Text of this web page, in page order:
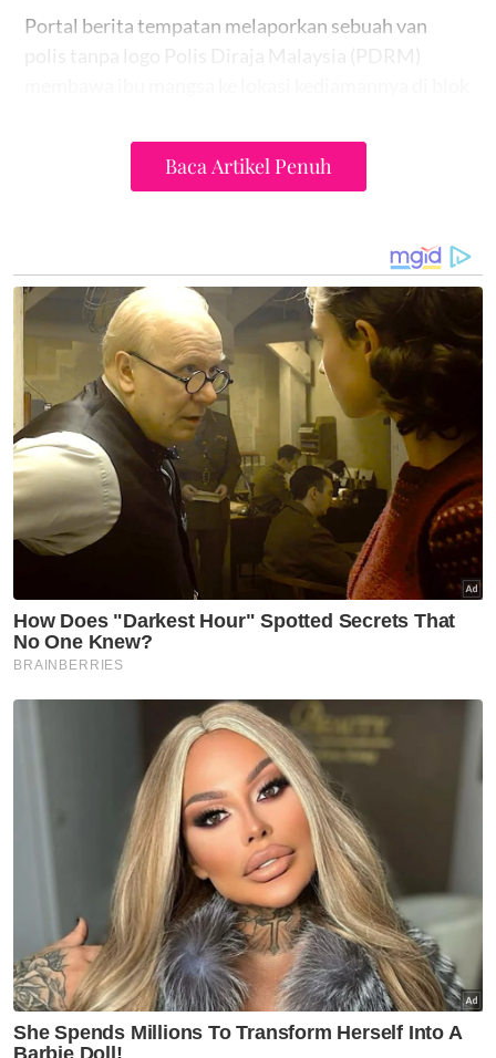
Portal berita tempatan melaporkan sebuah van
Difahamkan, wanita itu juga akan di bawa semula ke
kediaman dan lokasi kanak-kanak berkenaan
ditemui iaitu saliran sungai yang terletak kira-kira
200 meter dari blok kediaman yang dihuni keluarga
berkenaan bagi melakonkan semula kejadian.
Anggota polis turut dilihat membawa patung kanak-
kanak namun belum pasti tujuan kegunaan patung
berkenaan.
Baca Artikel Penuh